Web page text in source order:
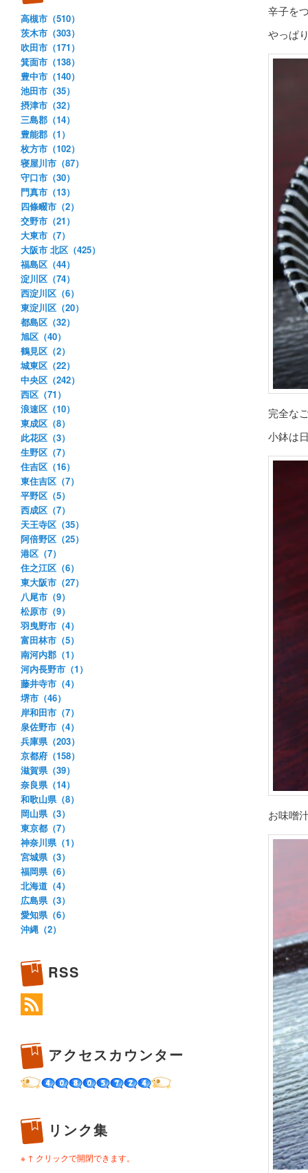
辛子を
やっぱ
完全な
小鉢は
お味噌
高槻市（510）
茨木市（303）
吹田市（171）
箕面市（138）
豊中市（140）
池田市（35）
摂津市（32）
三島郡（14）
豊能郡（1）
枚方市（102）
寝屋川市（87）
守口市（30）
門真市（13）
四條畷市（2）
交野市（21）
大東市（7）
大阪市 北区（425）
福島区（44）
淀川区（74）
西淀川区（6）
東淀川区（20）
都島区（32）
旭区（40）
鶴見区（2）
城東区（22）
中央区（242）
西区（71）
浪速区（10）
東成区（8）
此花区（3）
生野区（7）
住吉区（16）
東住吉区（7）
平野区（5）
西成区（7）
天王寺区（35）
阿倍野区（25）
港区（7）
住之江区（6）
東大阪市（27）
八尾市（9）
松原市（9）
羽曳野市（4）
富田林市（5）
南河内郡（1）
河内長野市（1）
藤井寺市（4）
堺市（46）
岸和田市（7）
泉佐野市（4）
兵庫県（203）
京都府（158）
滋賀県（39）
奈良県（14）
和歌山県（8）
岡山県（3）
東京都（7）
神奈川県（1）
宮城県（3）
福岡県（6）
北海道（4）
広島県（3）
愛知県（6）
沖縄（2）
RSS
アクセスカウンター
リンク集
※ ↑ クリックで開閉できます。